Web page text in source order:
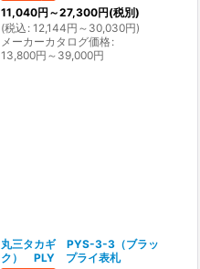
11,040円 ～27,300円(税別)
(税込 : 12,144円 ～30,030円)
メーカーカタログ価格:
13,800円 ～39,000円
丸三タカギ PYS-3-3（ブラッ
ク） PLY プライ表札